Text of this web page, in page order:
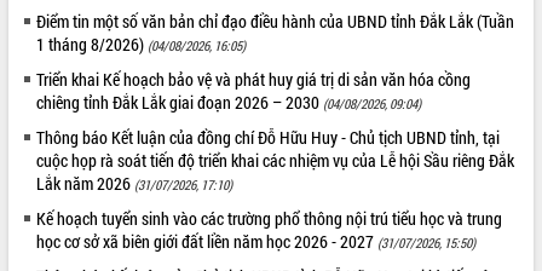
Rà soát, hoàn thiện hệ thống thiết chế
văn hóa, thể thao đáp ứng yêu cầu
phát triển mới
Thường trực HĐND tỉnh Đắk Lắk gặp
mặt Đoàn chuyên gia y tế TP. Hồ Chí
Minh
Lễ truy điệu và an táng hài cốt liệt sĩ
tại Nghĩa trang Liệt sĩ xã Sơn Hòa
Bàn giải pháp tháo gỡ khó khăn trong
xuất khẩu sầu riêng và triển khai quy
LIÊN KẾT WEB
THỐNG KÊ TRUY CẬP
Hôm nay: 30583
Tất cả:
66075906
Điểm tin một số văn bản chỉ đạo điều hành của UBND tỉnh Đắk Lắk (Tuần
1 tháng 8/2026) (04/08/2026, 16:05)
Triển khai Kế hoạch bảo vệ và phát huy giá trị di sản văn hóa cồng
chiêng tỉnh Đắk Lắk giai đoạn 2026 – 2030 (04/08/2026, 09:04)
Thông báo Kết luận của đồng chí Đỗ Hữu Huy - Chủ tịch UBND tỉnh, tại
cuộc họp rà soát tiến độ triển khai các nhiệm vụ của Lễ hội Sầu riêng Đắk
Lắk năm 2026 (31/07/2026, 17:10)
Kế hoạch tuyển sinh vào các trường phổ thông nội trú tiểu học và trung
học cơ sở xã biên giới đất liền năm học 2026 - 2027 (31/07/2026, 15:50)